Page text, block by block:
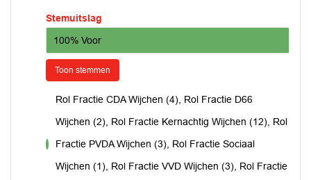
Stemuitslag
100% Voor
Toon stemmen
Rol Fractie CDA Wijchen (4), Rol Fractie D66
Wijchen (2), Rol Fractie Kernachtig Wijchen (12), Rol
Fractie PVDA Wijchen (3), Rol Fractie Sociaal
Wijchen (1), Rol Fractie VVD Wijchen (3), Rol Fractie